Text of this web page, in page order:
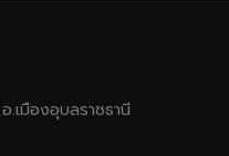
.เมืองอุบลราชธานี